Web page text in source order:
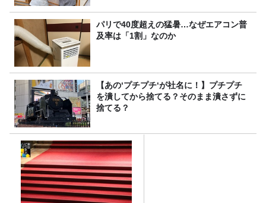
パリで40度超えの猛暑…なぜエアコン普
及率は「1割」なのか
【あの‘プチプチ‘が社名に！】プチプチ
を潰してから捨てる？そのまま潰さずに
捨てる？